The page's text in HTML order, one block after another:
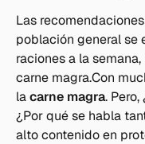
Las
población general se
raciones a la
carne magra.Con
lacarne magra.
¿Por qué se habla
alto contenido en